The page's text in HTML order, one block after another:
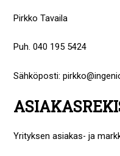
Pirkko Tavaila
Puh. 040 195 5424
Sähköposti:
Yrityksen asiakas- ja